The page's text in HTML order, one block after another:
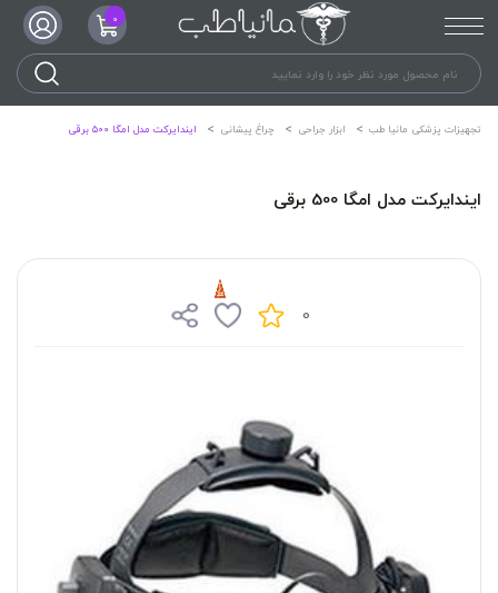
0
تجهیزات پزشکی مانیا طب ابزار جراحی چراغ پیشانی ایندایرکت مدل امگا 500 برقی
ایندایرکت مدل امگا 500 برقی
0